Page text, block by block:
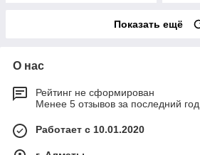
Показать ещё
О нас
Рейтинг не сформирован
Менее 5 отзывов за последний год
Работает с 10.01.2020